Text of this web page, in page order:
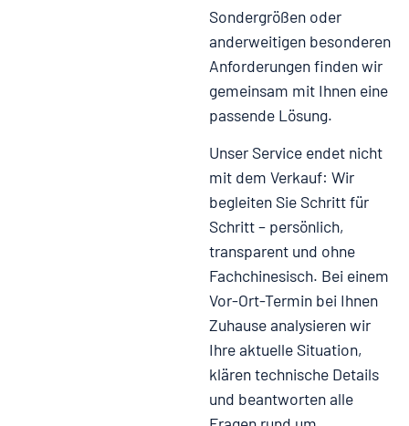
Sondergrößen oder
anderweitigen besonderen
Anforderungen finden wir
gemeinsam mit Ihnen eine
passende Lösung.
Unser Service endet nicht
mit dem Verkauf: Wir
begleiten Sie Schritt für
Schritt – persönlich,
transparent und ohne
Fachchinesisch. Bei einem
Vor-Ort-Termin bei Ihnen
Zuhause analysieren wir
Ihre aktuelle Situation,
klären technische Details
und beantworten alle